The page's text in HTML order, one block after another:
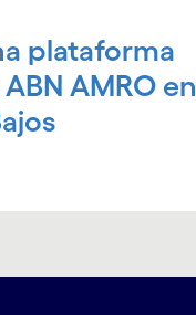
plataforma
AMRO en